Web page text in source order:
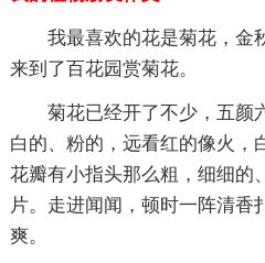
我最喜欢的花是菊花，金
来到了百花园赏菊花。
菊花已经开了不少，五颜
白的、粉的，远看红的像火，
花瓣有小指头那么粗，细细的
片。走进闻闻，顿时一阵清香
爽。